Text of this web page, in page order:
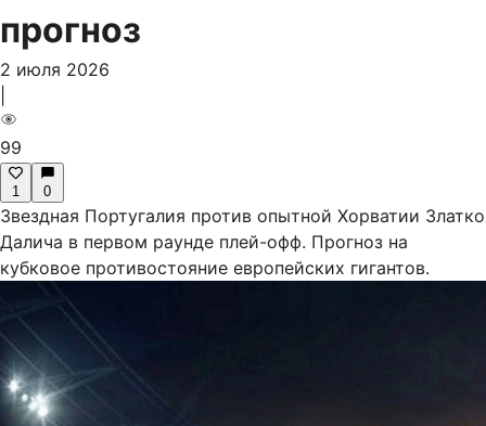
прогноз
2 июля 2026
99
1 0
Звездная Португалия против опытной Хорватии Златко
Далича в первом раунде плей-офф. Прогноз на
кубковое противостояние европейских гигантов.